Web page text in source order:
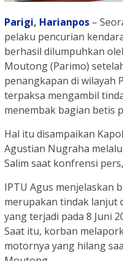
Parigi, Harianpos –
pelaku pencurian
berhasil dilumpuhkan
Moutong (Parimo)
penangkapan di wilayah
terpaksa mengambil
menembak bagian betis
Hal itu disampaikan
Agustian Nugraha
Salim saat konfrensi
IPTU Agus menjelaskan
merupakan tindak lanjut
yang terjadi pada 8 Juni
Saat itu, korban
motornya yang hilang